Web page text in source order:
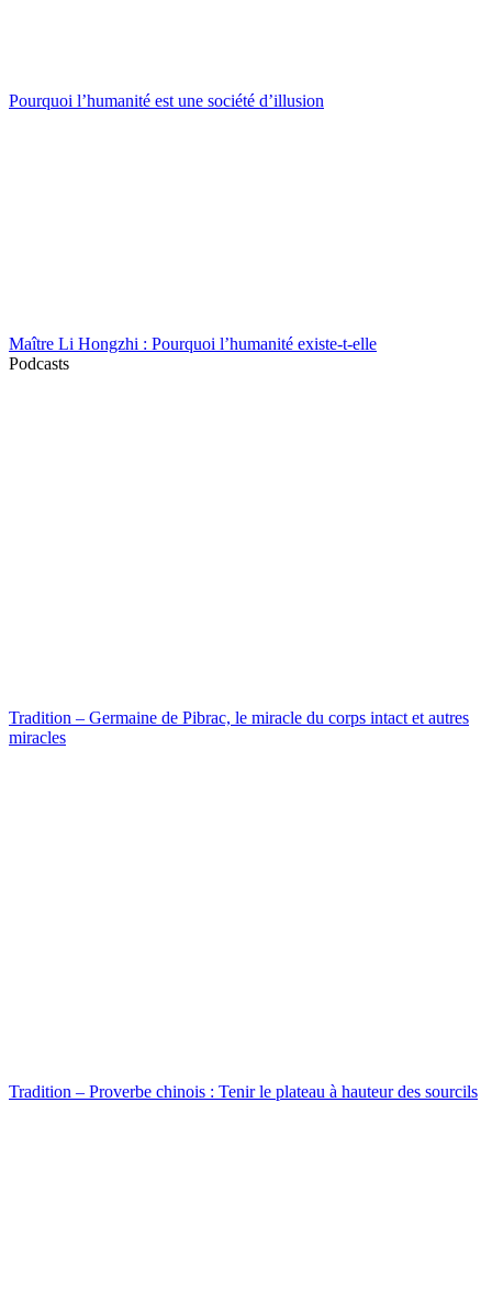
Pourquoi l’humanité est une société d’illusion
Maître Li Hongzhi : Pourquoi l’humanité existe-t-elle
Podcasts
Tradition – Germaine de Pibrac, le miracle du corps intact et autres
miracles
Tradition – Proverbe chinois : Tenir le plateau à hauteur des sourcils